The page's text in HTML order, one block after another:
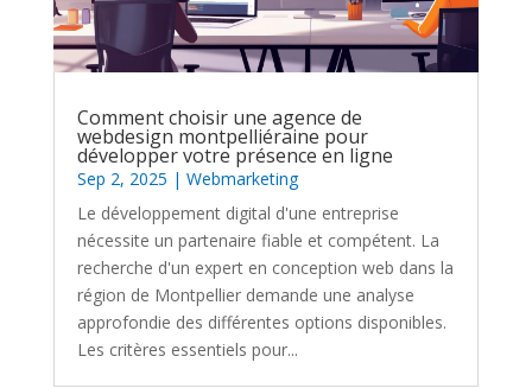
Comment choisir une agence de
webdesign montpelliéraine pour
développer votre présence en ligne
Sep 2, 2025 | Webmarketing
Le développement digital d'une entreprise
nécessite un partenaire fiable et compétent. La
recherche d'un expert en conception web dans la
région de Montpellier demande une analyse
approfondie des différentes options disponibles.
Les critères essentiels pour...